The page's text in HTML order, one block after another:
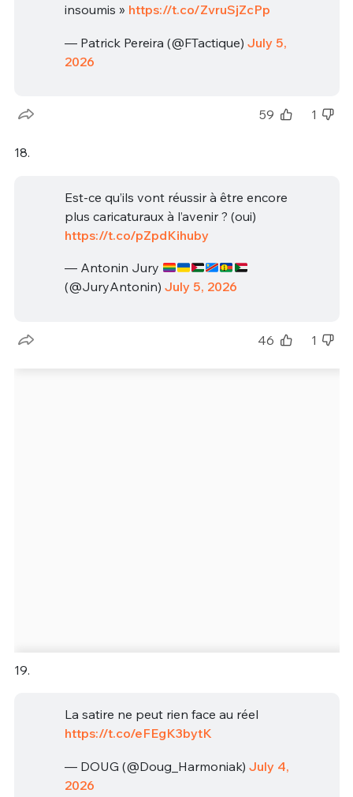
insoumis » https://t.co/ZvruSjZcPp
— Patrick Pereira (@FTactique) July 5,
2026
59 1
18.
Est-ce qu’ils vont réussir à être encore
plus caricaturaux à l’avenir ? (oui)
https://t.co/pZpdKihuby
— Antonin Jury
(@JuryAntonin) July 5, 2026
46 1
19.
La satire ne peut rien face au réel
https://t.co/eFEgK3bytK
— DOUG (@Doug_Harmoniak) July 4,
2026